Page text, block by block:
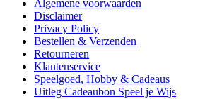
Algemene voorwaarden
Disclaimer
Privacy Policy
Bestellen & Verzenden
Retourneren
Klantenservice
Speelgoed, Hobby & Cadeaus
Uitleg Cadeaubon Speel je Wijs